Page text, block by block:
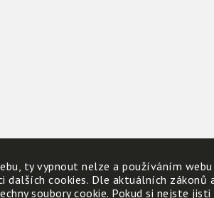
ty vypnout nelze a používáním
dalších cookies. Dle aktuálních
soubory cookie. Pokud si nejste